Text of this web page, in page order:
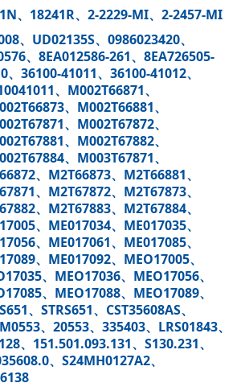
、18241R、2-2229-MI、2-2457-MI
、UD02135S、0986023420、
、8EA012586-261、8EA726505-
36100-41011、36100-41012、
、M002T66871、
、M002T66881、
、M002T67872、
、M002T67882、
、M003T67871、
、M2T66873、M2T66881、
、M2T67872、M2T67873、
、M2T67883、M2T67884、
、ME017034、ME017035、
、ME017061、ME017085、
、ME017092、MEO17005、
、MEO17036、MEO17056、
、MEO17088、MEO17089、
、STRS651、CST35608AS、
、20553、335403、LRS01843、
、151.501.093.131、S130.231、
、S24MH0127A2、